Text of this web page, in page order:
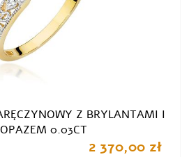
Z BRYLANTAMI I
0.03CT
2 370,00 zł